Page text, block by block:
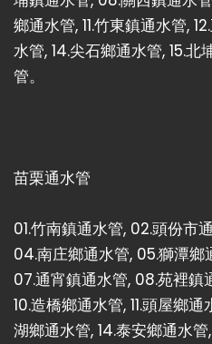
鄉通水管, 11.竹東鎮通水管, 12.
水管, 14.尖石鄉通水管, 15.北
管。
苗栗通水管
01.竹南鎮通水管, 02.頭份市
04.南庄鄉通水管, 05.獅潭鄉
07.通宵鎮通水管, 08.苑裡鎮
10.造橋鄉通水管, 11.頭屋鄉通
湖鄉通水管, 14.泰安鄉通水管